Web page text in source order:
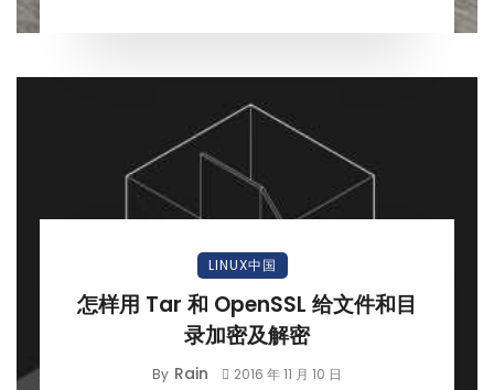
LINUX中国
怎样用 Tar 和 OpenSSL 给文件和目
录加密及解密
By Rain 2016 年 11 月 10 日